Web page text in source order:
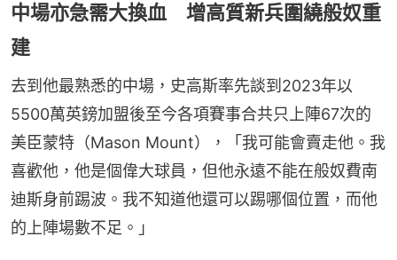
中場亦急需大換血 增高質新兵圍繞般奴重
建
去到他最熟悉的中場，史高斯率先談到2023年以
5500萬英鎊加盟後至今各項賽事合共只上陣67次的
美臣蒙特（Mason Mount），「我可能會賣走他。我
喜歡他，他是個偉大球員，但他永遠不能在般奴費南
迪斯身前踢波。我不知道他還可以踢哪個位置，而他
的上陣場數不足。」